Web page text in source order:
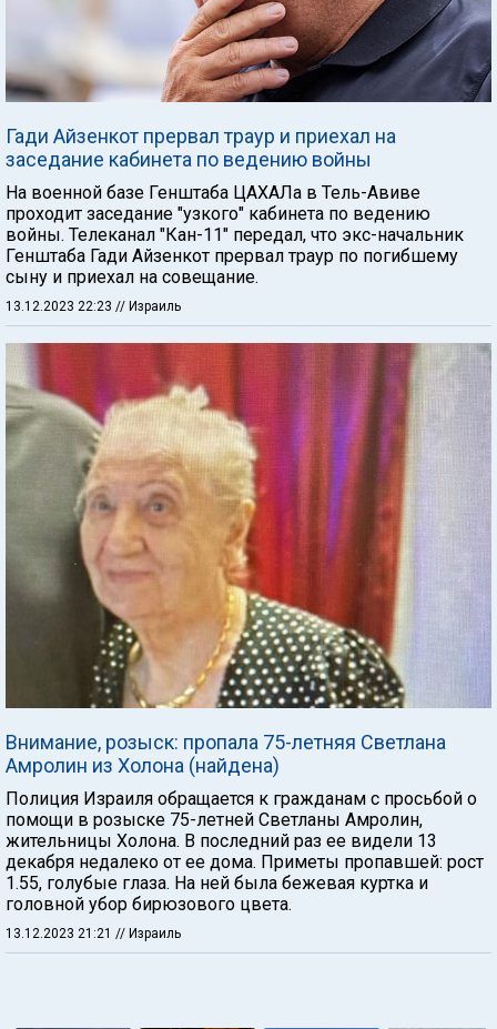
Гади Айзенкот прервал траур и приехал на
заседание кабинета по ведению войны
На военной базе Генштаба ЦАХАЛа в Тель-Авиве
проходит заседание "узкого" кабинета по ведению
войны. Телеканал "Кан-11" передал, что экс-начальник
Генштаба Гади Айзенкот прервал траур по погибшему
сыну и приехал на совещание.
13.12.2023 22:23 // Израиль
Внимание, розыск: пропала 75-летняя Светлана
Амролин из Холона (найдена)
Полиция Израиля обращается к гражданам с просьбой о
помощи в розыске 75-летней Светланы Амролин,
жительницы Холона. В последний раз ее видели 13
декабря недалеко от ее дома. Приметы пропавшей: рост
1.55, голубые глаза. На ней была бежевая куртка и
головной убор бирюзового цвета.
13.12.2023 21:21 // Израиль